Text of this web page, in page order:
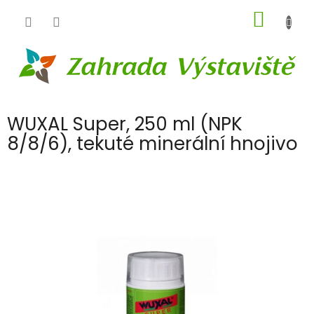
KOŠÍK
WUXAL Super, 250 ml (NPK
8/8/6), tekuté minerální hnojivo